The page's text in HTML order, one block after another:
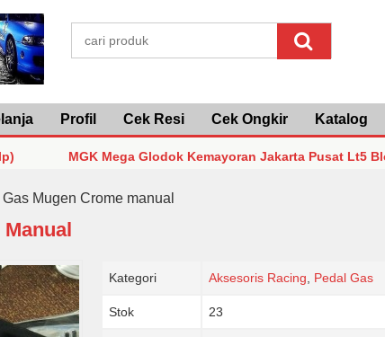
Profil Cek Resi Cek Ongkir Katalog
MGK Mega Glodok Kemayoran Jakarta Pusat Lt5 Blok F2
MGK Mega Glodok Kemayoran Jakarta Pusat Lt5 Blok F2
MGK Mega Glodok Kemayoran Jakarta Pusat Lt5 Blok F2
Mugen Crome manual
Kategori Aksesoris Racing Pedal Gas
Stok 23